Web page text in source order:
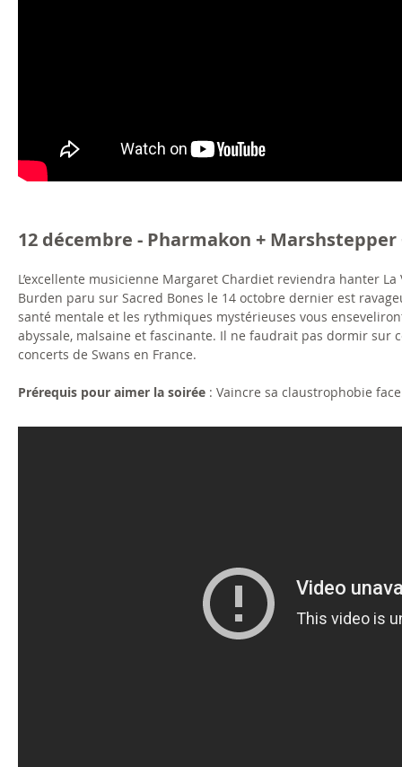
12 décembre - Pharmakon +
L’excellente musicienne Margaret Chardiet reviendra hanter
Burden paru sur Sacred Bones le 14 octobre dernier est
santé mentale et les rythmiques mystérieuses vous
abyssale, malsaine et fascinante. Il ne faudrait pas dormir sur
concerts de Swans en France.
Prérequis pour aimer la soirée : Vaincre sa claustrophobie